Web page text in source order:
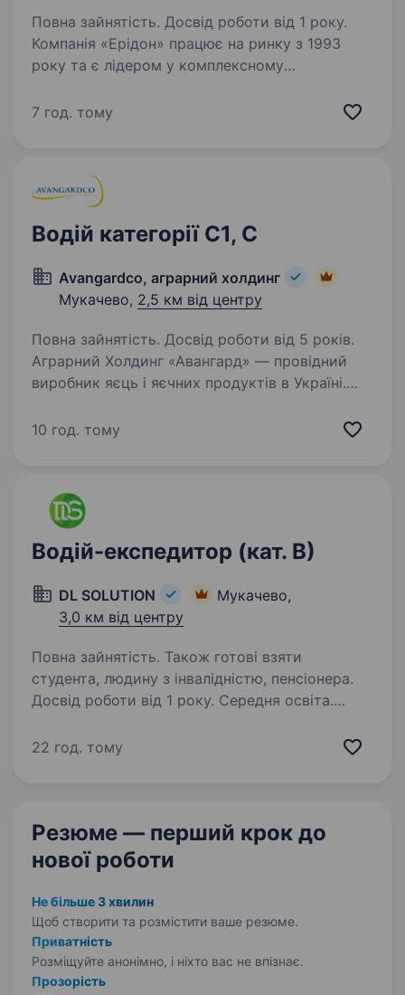
Повна зайнятість. Досвід роботи від 1 року.
Компанія «Ерідон» працює на ринку з 1993
року та є лідером у комплексному
підприємств України. Ми пропонуємо широкий
7 год. тому
Водій категорії С1, С
Avangardco, аграрний холдинг
Мукачево, 2,5 км від центру
Повна зайнятість. Досвід роботи від 5 років.
Аграрний Холдинг «Авангард» — провідний
виробник яєць і яєчних продуктів в Україні.
великим виробництвом і стабільною
10 год. тому
Водій-експедитор (кат. В)
DL SOLUTION
Мукачево,
3,0 км від центру
Повна зайнятість. Також готові взяти
студента, людину з інвалідністю, пенсіонера.
Досвід роботи від 1 року. Середня освіта.
дистриб'ютор. Надає комплексні послуги
формують тютюнові вироби,…
22 год. тому
Резюме — перший крок до
нової роботи
Не більше 3 хвилин
Щоб створити та розмістити ваше резюме.
Приватність
Розміщуйте анонімно, і ніхто вас не впізнає.
Прозорість